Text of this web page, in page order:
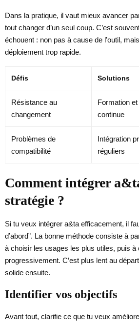
Dans la pratique, il vaut mieux avancer
tout changer d’un seul coup. C’est
échouent : non pas à cause de l’outil,
déploiement trop rapide.
Défis Solutions
Résistance au
changement
Formation
continue
Problèmes de
compatibilité
Intégration
réguliers
Comment intégrer
stratégie ?
Si tu veux intégrer a&ta efficacement, il
d’abord”. La bonne méthode consiste à
à choisir les usages les plus utiles, puis à
progressivement. C’est plus lent au
solide ensuite.
Identifier vos objectifs
Avant tout, clarifie ce que tu veux